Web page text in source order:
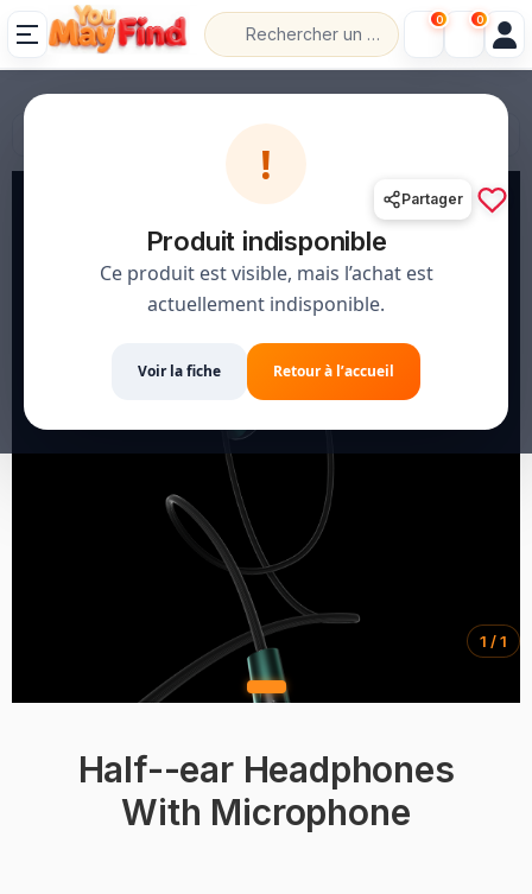
!
Produit indisponible
Ce produit est visible, mais l’achat est
actuellement indisponible.
Voir la fiche Retour à l’accueil
Half--ear Headphones
With Microphone
1 / 1
Partager
0 0